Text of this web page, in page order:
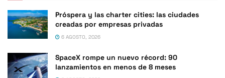
Próspera y las charter cities: las ciudades
creadas por empresas privadas
6 AGOSTO, 2026
SpaceX rompe un nuevo récord: 90
lanzamientos en menos de 8 meses